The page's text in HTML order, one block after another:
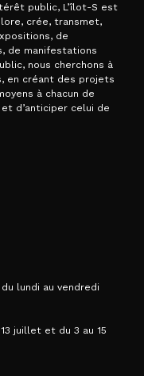
public, L’îlot-S est
crée, transmet,
de
de manifestations
nous cherchons à
en créant des projets
à chacun de
d’anticiper celui de
lundi au vendredi
juillet et du 3 au 15